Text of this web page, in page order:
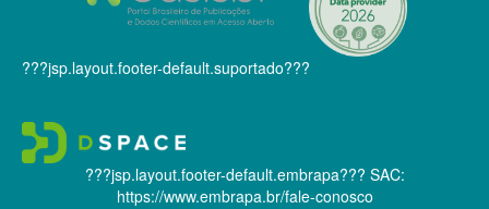
???jsp.layout.footer-default.suportado???
???jsp.layout.footer-default.embrapa??? SAC:
https://www.embrapa.br/fale-conosco